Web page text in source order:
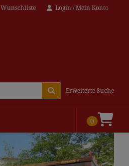
Wunschliste Login / Mein Konto
Erweiterte Suche
0